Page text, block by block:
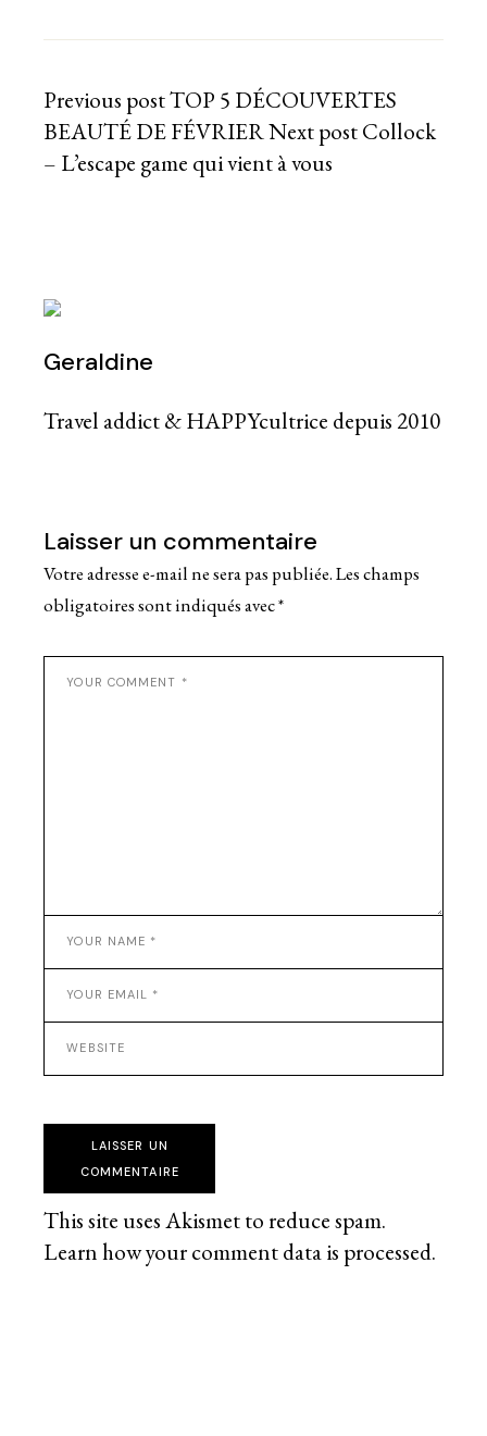
Previous postTOP 5 DÉCOUVERTES
BEAUTÉ DE FÉVRIERNext postCollock
– L’escape game qui vient à vous
Geraldine
Travel addict & HAPPYcultrice depuis 2010
Laisser un commentaire
Votre adresse e-mail ne sera pas publiée.Les champs
obligatoires sont indiqués avec*
LAISSER UN
COMMENTAIRE
This site uses Akismet to reduce spam.
Learn how your comment data is processed.